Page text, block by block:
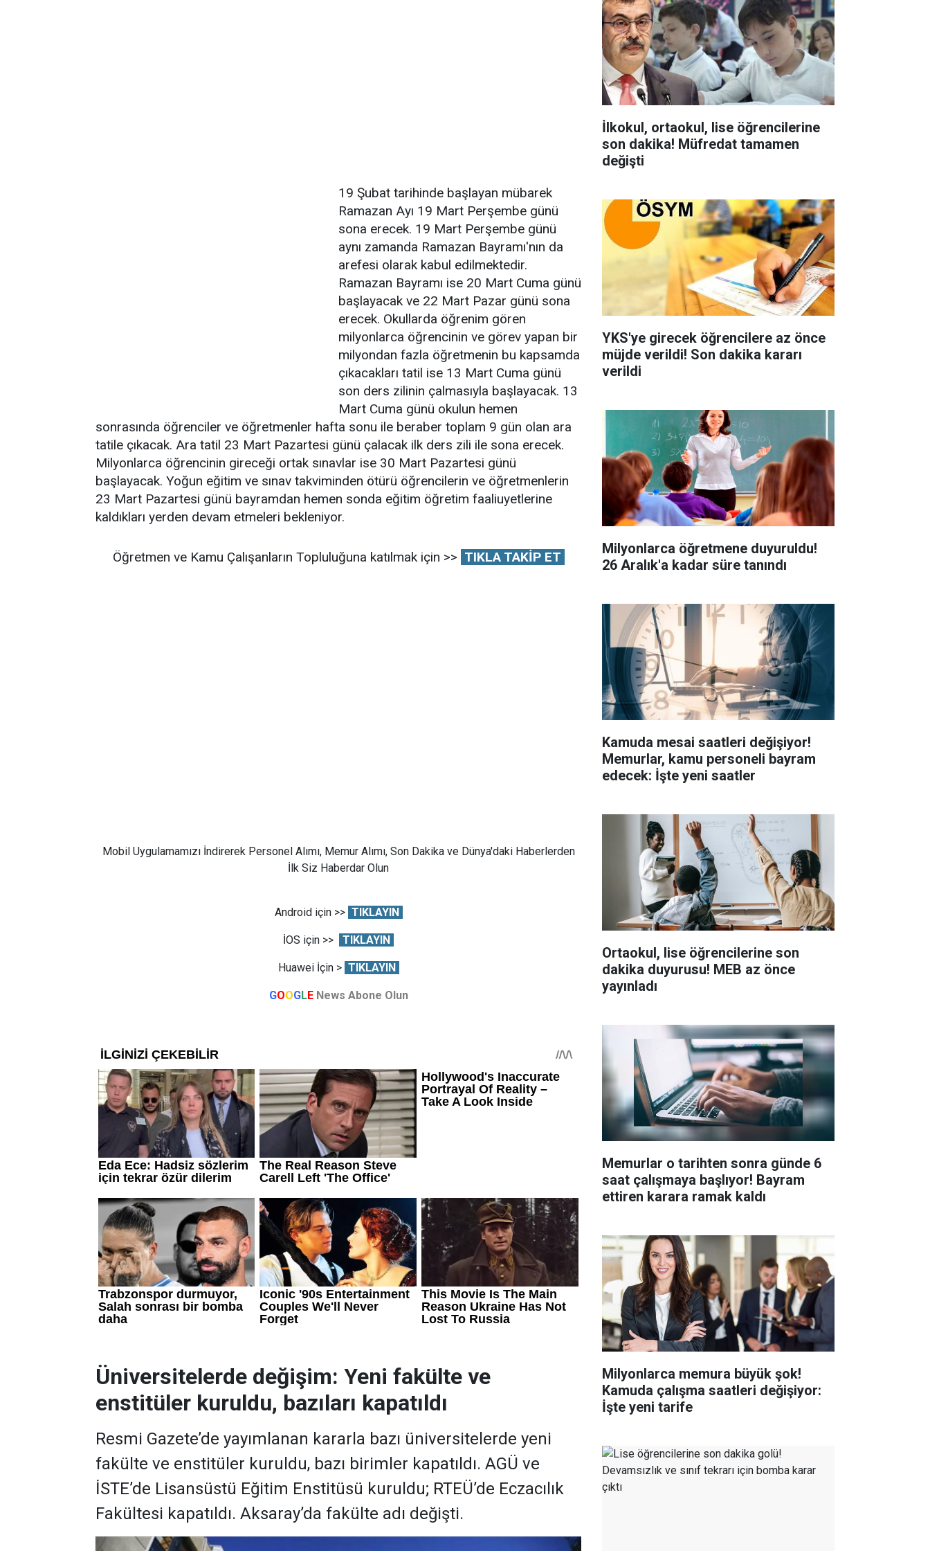
19 Şubat tarihinde başlayan mübarek
Ramazan Ayı 19 Mart Perşembe günü
sona erecek. 19 Mart Perşembe günü
aynı zamanda Ramazan Bayramı'nın da
arefesi olarak kabul edilmektedir.
Ramazan Bayramı ise 20 Mart Cuma günü
başlayacak ve 22 Mart Pazar günü sona
erecek. Okullarda öğrenim gören
milyonlarca öğrencinin ve görev yapan bir
milyondan fazla öğretmenin bu kapsamda
çıkacakları tatil ise 13 Mart Cuma günü
son ders zilinin çalmasıyla başlayacak. 13
Mart Cuma günü okulun hemen
sonrasında öğrenciler ve öğretmenler hafta sonu ile beraber toplam 9 gün olan ara
tatile çıkacak. Ara tatil 23 Mart Pazartesi günü çalacak ilk ders zili ile sona erecek.
Milyonlarca öğrencinin gireceği ortak sınavlar ise 30 Mart Pazartesi günü
başlayacak. Yoğun eğitim ve sınav takviminden ötürü öğrencilerin ve öğretmenlerin
23 Mart Pazartesi günü bayramdan hemen sonda eğitim öğretim faaliuyetlerine
kaldıkları yerden devam etmeleri bekleniyor.
Öğretmen ve Kamu Çalışanların Topluluğuna katılmak için >> TIKLA TAKİP ET
Mobil Uygulamamızı İndirerek Personel Alımı, Memur Alımı, Son Dakika ve Dünya'daki Haberlerden
İlk Siz Haberdar Olun
Android için >> TIKLAYIN
İOS için >> TIKLAYIN
Huawei İçin > TIKLAYIN
GOOGLE News Abone Olun
Üniversitelerde değişim: Yeni fakülte ve
enstitüler kuruldu, bazıları kapatıldı
Resmi Gazete’de yayımlanan kararla bazı üniversitelerde yeni
fakülte ve enstitüler kuruldu, bazı birimler kapatıldı. AGÜ ve
İSTE’de Lisansüstü Eğitim Enstitüsü kuruldu; RTEÜ’de Eczacılık
Fakültesi kapatıldı. Aksaray’da fakülte adı değişti.
İlkokul, ortaokul, lise öğrencilerine
son dakika! Müfredat tamamen
değişti
YKS'ye girecek öğrencilere az önce
müjde verildi! Son dakika kararı
verildi
Milyonlarca öğretmene duyuruldu!
26 Aralık'a kadar süre tanındı
Kamuda mesai saatleri değişiyor!
Memurlar, kamu personeli bayram
edecek: İşte yeni saatler
Ortaokul, lise öğrencilerine son
dakika duyurusu! MEB az önce
yayınladı
Memurlar o tarihten sonra günde 6
saat çalışmaya başlıyor! Bayram
ettiren karara ramak kaldı
Milyonlarca memura büyük şok!
Kamuda çalışma saatleri değişiyor:
İşte yeni tarife